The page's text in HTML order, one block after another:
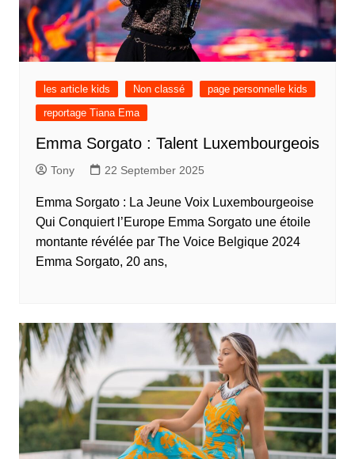
les article kids Non classé
page personnelle kids
reportage Tiana Ema
Emma Sorgato : Talent Luxembourgeois
Tony 22 September 2025
Emma Sorgato : La Jeune Voix Luxembourgeoise
Qui Conquiert l’Europe Emma Sorgato une étoile
montante révélée par The Voice Belgique 2024
Emma Sorgato, 20 ans,